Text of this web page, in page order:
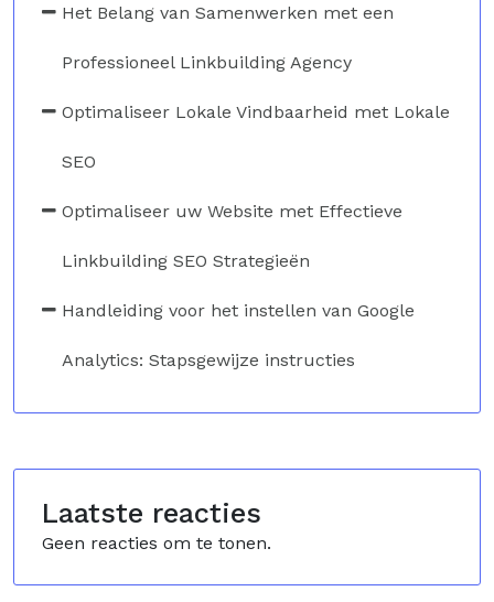
Het Belang van Samenwerken met een
Professioneel Linkbuilding Agency
Optimaliseer Lokale Vindbaarheid met Lokale
SEO
Optimaliseer uw Website met Effectieve
Linkbuilding SEO Strategieën
Handleiding voor het instellen van Google
Analytics: Stapsgewijze instructies
Laatste reacties
Geen reacties om te tonen.